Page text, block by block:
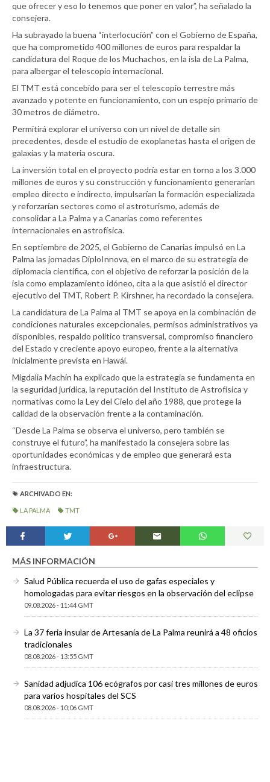
que ofrecer y eso lo tenemos que poner en valor”, ha señalado la
consejera.
Ha subrayado la buena “interlocución” con el Gobierno de España,
que ha comprometido 400 millones de euros para respaldar la
candidatura del Roque de los Muchachos, en la isla de La Palma,
para albergar el telescopio internacional.
El TMT está concebido para ser el telescopio terrestre más
avanzado y potente en funcionamiento, con un espejo primario de
30 metros de diámetro.
Permitirá explorar el universo con un nivel de detalle sin
precedentes, desde el estudio de exoplanetas hasta el origen de
galaxias y la materia oscura.
La inversión total en el proyecto podría estar en torno a los 3.000
millones de euros y su construcción y funcionamiento generarían
empleo directo e indirecto, impulsarían la formación especializada
y reforzarían sectores como el astroturismo, además de
consolidar a La Palma y a Canarias como referentes
internacionales en astrofísica.
En septiembre de 2025, el Gobierno de Canarias impulsó en La
Palma las jornadas DiploInnova, en el marco de su estrategia de
diplomacia científica, con el objetivo de reforzar la posición de la
isla como emplazamiento idóneo, cita a la que asistió el director
ejecutivo del TMT, Robert P. Kirshner, ha recordado la consejera.
La candidatura de La Palma al TMT se apoya en la combinación de
condiciones naturales excepcionales, permisos administrativos ya
disponibles, respaldo político transversal, compromiso financiero
del Estado y creciente apoyo europeo, frente a la alternativa
inicialmente prevista en Hawái.
Migdalia Machín ha explicado que la estrategia se fundamenta en
la seguridad jurídica, la reputación del Instituto de Astrofísica y
normativas como la Ley del Cielo del año 1988, que protege la
calidad de la observación frente a la contaminación.
“Desde La Palma se observa el universo, pero también se
construye el futuro”, ha manifestado la consejera sobre las
oportunidades económicas y de empleo que generará esta
infraestructura.
ARCHIVADO EN:
LA PALMA TMT
MÁS INFORMACIÓN
Salud Pública recuerda el uso de gafas especiales y
homologadas para evitar riesgos en la observación del eclipse
09.08.2026 - 11:44 GMT
La 37 feria insular de Artesanía de La Palma reunirá a 48 oficios
tradicionales
08.08.2026 - 13:55 GMT
Sanidad adjudica 106 ecógrafos por casi tres millones de euros
para varios hospitales del SCS
08.08.2026 - 10:06 GMT